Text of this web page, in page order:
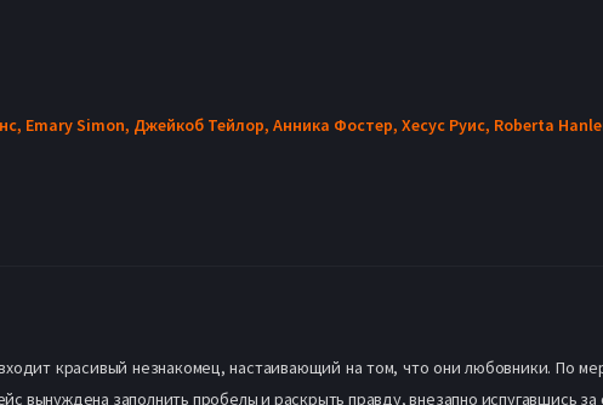
Emary Simon, Джейкоб Тейлор, Анника Фостер, Хесус Руис, Roberta
красивый незнакомец, настаивающий на том, что они любовники. По
вынуждена заполнить пробелы и раскрыть правду, внезапно испугавшись